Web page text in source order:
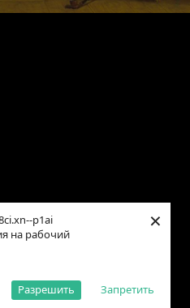
p1ai
на рабочий
Запретить
Разрешить
×